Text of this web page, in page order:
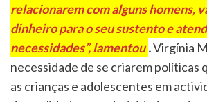
relacionarem com alguns homens,
dinheiro para o seu sustento e
necessidades”, lamentou .Virgínia
necessidade de se criarem políticas
as crianças e adolescentes em